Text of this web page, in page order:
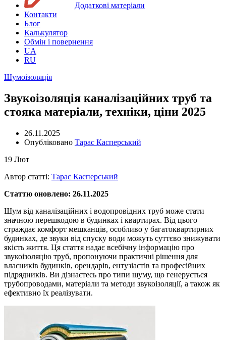
Додаткові матеріали
Контакти
Блог
Калькулятор
Обмін і повернення
UA
RU
Шумоізоляція
Звукоізоляція каналізаційних труб та
стояка матеріали, техніки, ціни 2025
26.11.2025
Опубліковано Тарас Касперський
19 Лют
Автор статті: Тарас Касперський
Статтю оновлено: 26.11.2025
Шум від каналізаційних і водопровідних труб може стати
значною перешкодою в будинках і квартирах. Від цього
страждає комфорт мешканців, особливо у багатоквартирних
будинках, де звуки від спуску води можуть суттєво знижувати
якість життя. Ця стаття надає всебічну інформацію про
звукоізоляцію труб, пропонуючи практичні рішення для
власників будинків, орендарів, ентузіастів та професійних
підрядників. Ви дізнаєтесь про типи шуму, що генерується
трубопроводами, матеріали та методи звукоізоляції, а також як
ефективно їх реалізувати.